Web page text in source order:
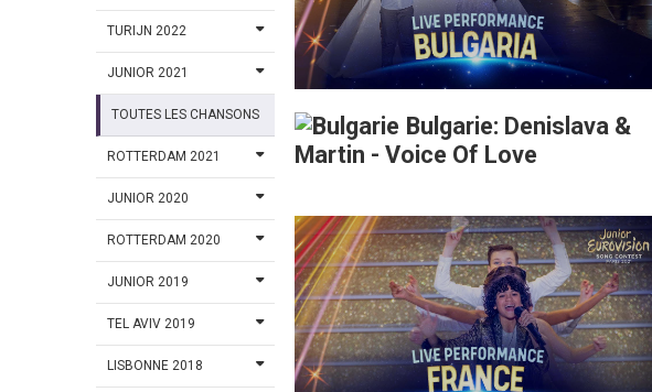
TURIJN 2022
JUNIOR 2021
TOUTES LES CHANSONS
ROTTERDAM 2021
JUNIOR 2020
ROTTERDAM 2020
JUNIOR 2019
TEL AVIV 2019
LISBONNE 2018
Bulgarie: Denislava &
Martin - Voice Of Love